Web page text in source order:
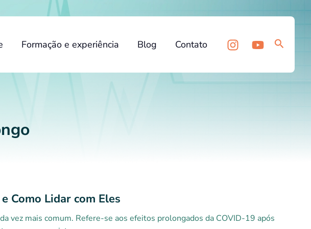
Formação e experiência Blog Contato
Como Lidar com Eles
vez mais comum. Refere-se aos efeitos prolongados da COVID-19 após